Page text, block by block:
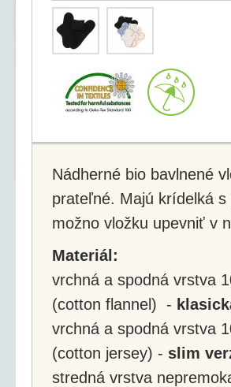
Nádherné bio bavlnené
prateľné. Majú krídelká
možno vložku upevniť v
Materiál:
vrchná a spodná vrstva
(cotton flannel) -
vrchná a spodná vrstva
(cotton jersey) - slim
stredná vrstva